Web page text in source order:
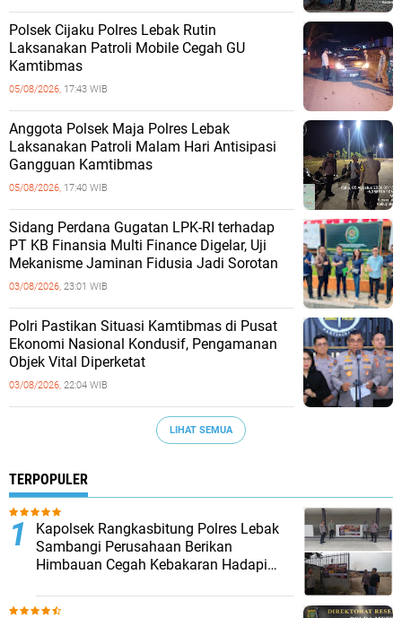
Polsek Cijaku Polres Lebak Rutin
Laksanakan Patroli Mobile Cegah GU
Kamtibmas
05/08/2026, 17:43 WIB
Anggota Polsek Maja Polres Lebak
Laksanakan Patroli Malam Hari Antisipasi
Gangguan Kamtibmas
05/08/2026, 17:40 WIB
Sidang Perdana Gugatan LPK-RI terhadap
PT KB Finansia Multi Finance Digelar, Uji
Mekanisme Jaminan Fidusia Jadi Sorotan
03/08/2026, 23:01 WIB
‎Polri Pastikan Situasi Kamtibmas di Pusat
Ekonomi Nasional Kondusif, Pengamanan
Objek Vital Diperketat
03/08/2026, 22:04 WIB
LIHAT SEMUA
TERPOPULER
Kapolsek Rangkasbitung Polres Lebak
Sambangi Perusahaan Berikan
Himbauan Cegah Kebakaran Hadapi